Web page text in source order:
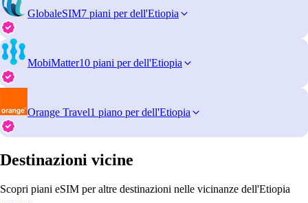
GlobaleSIM7 piani per dell'Etiopia
MobiMatter10 piani per dell'Etiopia
Orange Travel1 piano per dell'Etiopia
Destinazioni vicine
Scopri piani eSIM per altre destinazioni nelle vicinanze dell'Etiopia